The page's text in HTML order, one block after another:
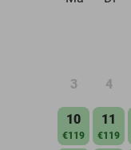
3 4
10
€119
11
€119